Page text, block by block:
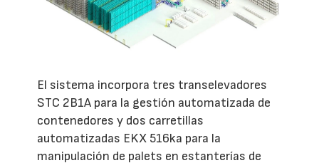
El sistema incorpora tres transelevadores
STC 2B1A para la gestión automatizada de
contenedores y dos carretillas
automatizadas EKX 516ka para la
manipulación de palets en estanterías de